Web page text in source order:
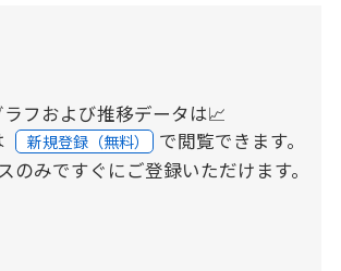
フおよび推移データは📈
新規登録（無料） で閲覧できます。
のみですぐにご登録いただけます。